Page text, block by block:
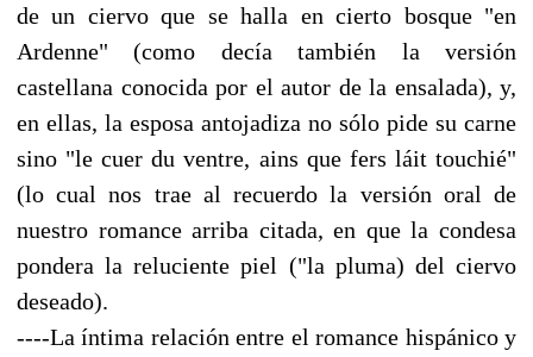
de un ciervo que se halla en cierto bosque "en
Ardenne" (como decía también la versión
castellana conocida por el autor de la ensalada), y,
en ellas, la esposa antojadiza no sólo pide su carne
sino "le cuer du ventre, ains que fers láit touchié"
(lo cual nos trae al recuerdo la versión oral de
nuestro romance arriba citada, en que la condesa
pondera la reluciente piel ("la pluma) del ciervo
deseado).
----La íntima relación entre el romance hispánico y